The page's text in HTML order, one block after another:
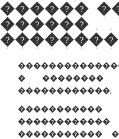
������
��������
� ��������
������������;
�����������